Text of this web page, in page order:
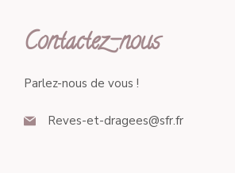
Contactez-nous
Parlez-nous de vous !
Reves-et-dragees@sfr.fr